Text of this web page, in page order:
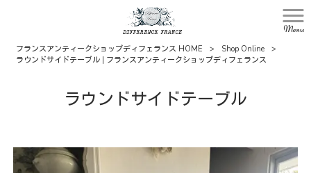
Menu
フランスアンティークショップディフェランス HOME > Shop Online
>
ラウンドサイドテーブル | フランスアンティークショップディフェランス
ラウンドサイドテーブル